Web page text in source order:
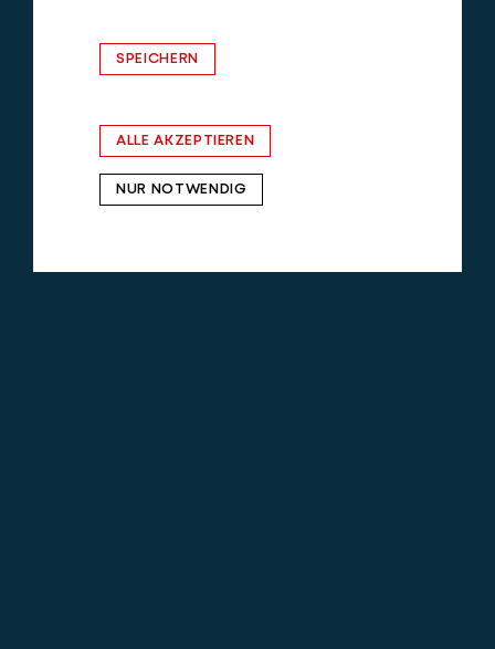
SPEICHERN
ALLE AKZEPTIEREN
NUR NOTWENDIG